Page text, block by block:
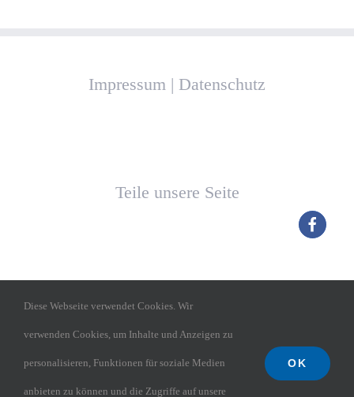
Impressum | Datenschutz
Teile unsere Seite
Diese Webseite verwendet Cookies. Wir
verwenden Cookies, um Inhalte und Anzeigen zu
personalisieren, Funktionen für soziale Medien
anbieten zu können und die Zugriffe auf unsere
OK